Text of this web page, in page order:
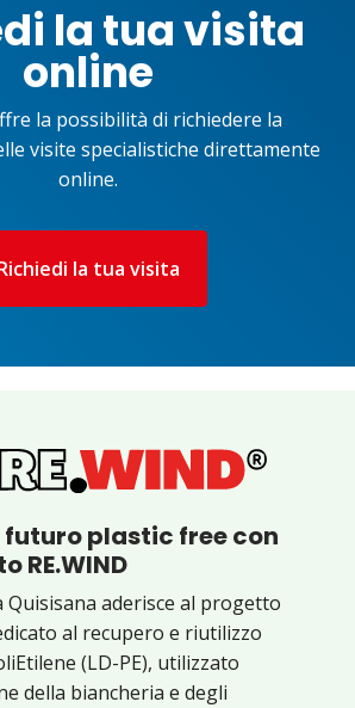
la tua visita
online
la possibilità di richiedere la
visite specialistiche direttamente
online.
Richiedi la tua visita
futuro plastic free con
RE.WIND
Quisisana aderisce al progetto
al recupero e riutilizzo
(LD-PE), utilizzato
della biancheria e degli